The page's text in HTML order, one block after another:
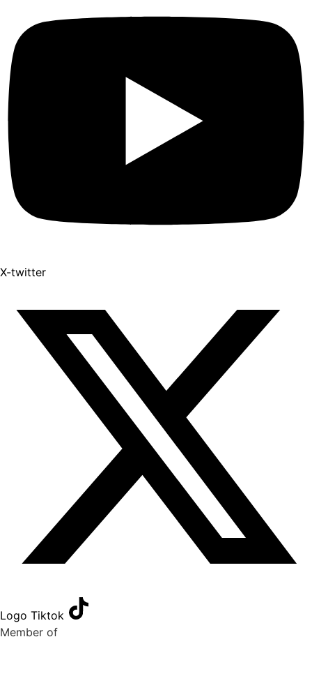
X-twitter
Logo Tiktok
Member of